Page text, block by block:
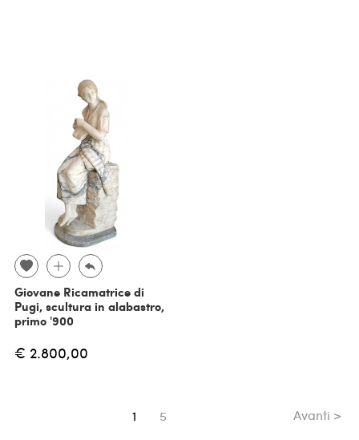
Giovane Ricamatrice di
Pugi, scultura in alabastro,
primo '900
€ 2.800,00
Sei su pagina
1 5 Avanti >